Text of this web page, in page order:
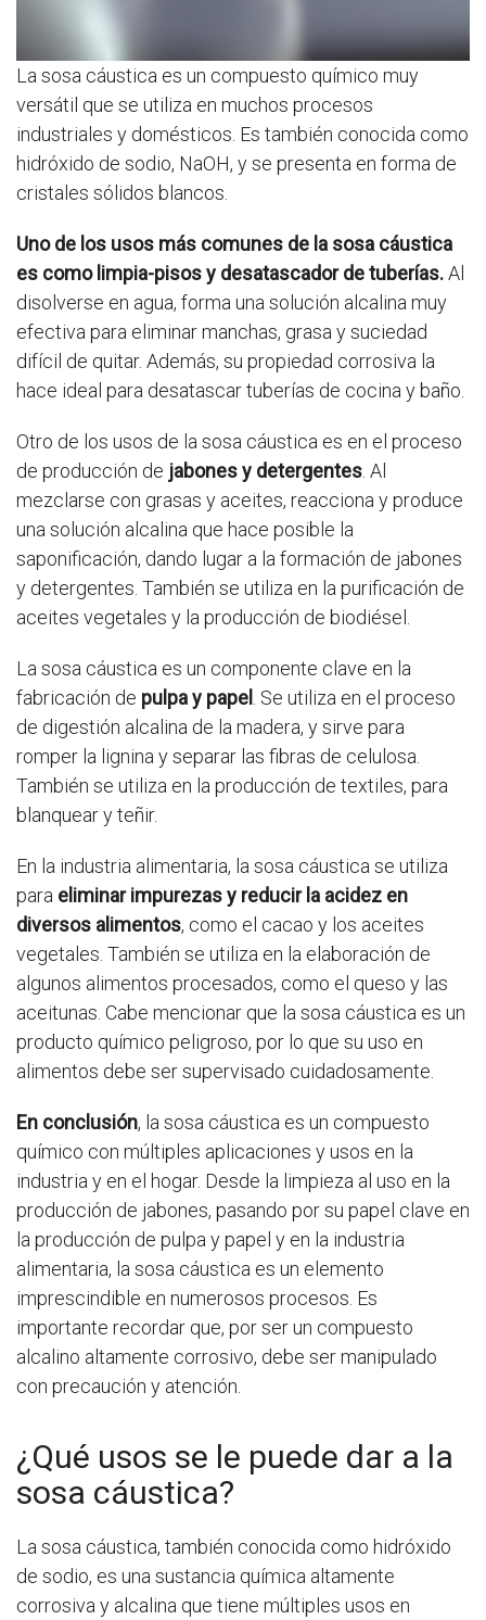
La sosa cáustica es un compuesto químico muy
versátil que se utiliza en muchos procesos
industriales y domésticos. Es también conocida como
hidróxido de sodio, NaOH, y se presenta en forma de
cristales sólidos blancos.
Uno de los usos más comunes de la sosa cáustica
es como limpia-pisos y desatascador de tuberías.Al
disolverse en agua, forma una solución alcalina muy
efectiva para eliminar manchas, grasa y suciedad
difícil de quitar. Además, su propiedad corrosiva la
hace ideal para desatascar tuberías de cocina y baño.
Otro de los usos de la sosa cáustica es en el proceso
de producción de jabones y detergentes . Al
mezclarse con grasas y aceites, reacciona y produce
una solución alcalina que hace posible la
saponificación, dando lugar a la formación de jabones
y detergentes. También se utiliza en la purificación de
aceites vegetales y la producción de biodiésel.
La sosa cáustica es un componente clave en la
fabricación de pulpa y papel . Se utiliza en el proceso
de digestión alcalina de la madera, y sirve para
romper la lignina y separar las fibras de celulosa.
También se utiliza en la producción de textiles, para
blanquear y teñir.
En la industria alimentaria, la sosa cáustica se utiliza
para eliminar impurezas y reducir la acidez en
diversos alimentos, como el cacao y los aceites
vegetales. También se utiliza en la elaboración de
algunos alimentos procesados, como el queso y las
aceitunas. Cabe mencionar que la sosa cáustica es un
producto químico peligroso, por lo que su uso en
alimentos debe ser supervisado cuidadosamente.
En conclusión, la sosa cáustica es un compuesto
químico con múltiples aplicaciones y usos en la
industria y en el hogar. Desde la limpieza al uso en la
producción de jabones, pasando por su papel clave en
la producción de pulpa y papel y en la industria
alimentaria, la sosa cáustica es un elemento
imprescindible en numerosos procesos. Es
importante recordar que, por ser un compuesto
alcalino altamente corrosivo, debe ser manipulado
con precaución y atención.
¿Qué usos se le puede dar a la
sosa cáustica?
La sosa cáustica, también conocida como hidróxido
de sodio, es una sustancia química altamente
corrosiva y alcalina que tiene múltiples usos en